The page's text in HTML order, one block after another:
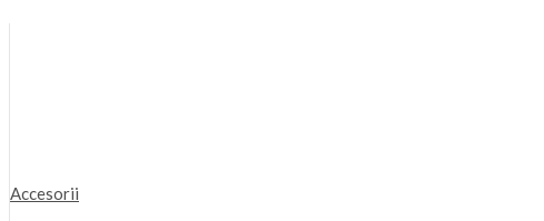
Accesorii